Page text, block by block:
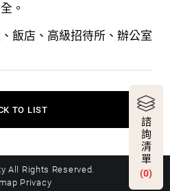
諮
詢
清
單
(0)
。
飯店、高級招待所、辦公室
TO LIST
All Rights Reserved.
Privacy